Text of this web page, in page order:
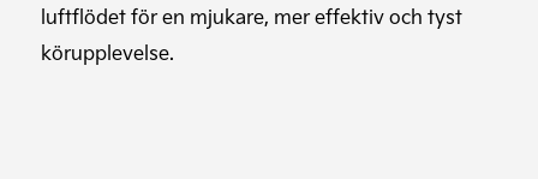
luftflödet för en mjukare, mer effektiv och tyst
körupplevelse.